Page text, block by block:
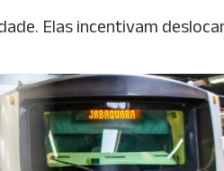
Elas incentivam